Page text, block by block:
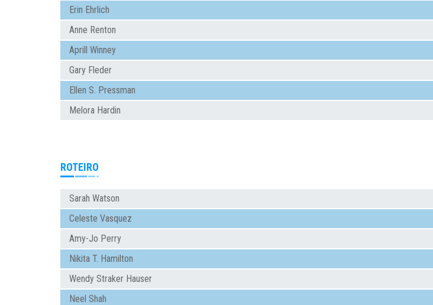
Erin Ehrlich
Anne Renton
Aprill Winney
Gary Fleder
Ellen S. Pressman
Melora Hardin
ROTEIRO
Sarah Watson
Celeste Vasquez
Amy-Jo Perry
Nikita T. Hamilton
Wendy Straker Hauser
Neel Shah